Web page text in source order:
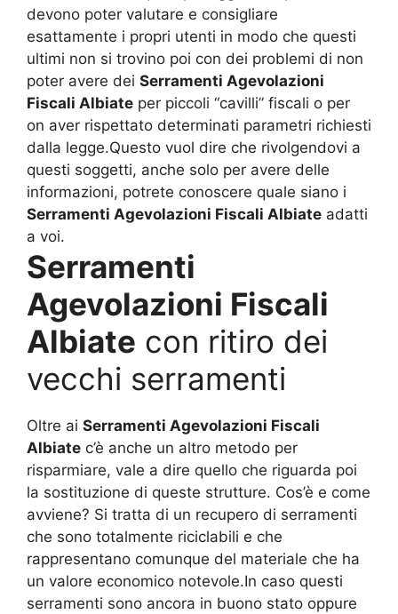
devono poter valutare e consigliare
esattamente i propri utenti in modo che questi
ultimi non si trovino poi con dei problemi di non
poter avere dei Serramenti Agevolazioni
Fiscali Albiate per piccoli “cavilli” fiscali o per
on aver rispettato determinati parametri richiesti
dalla legge.Questo vuol dire che rivolgendovi a
questi soggetti, anche solo per avere delle
informazioni, potrete conoscere quale siano i
Serramenti Agevolazioni Fiscali Albiate adatti
a voi.
Serramenti
Agevolazioni Fiscali
Albiate con ritiro dei
vecchi serramenti
Oltre ai Serramenti Agevolazioni Fiscali
Albiate c’è anche un altro metodo per
risparmiare, vale a dire quello che riguarda poi
la sostituzione di queste strutture. Cos’è e come
avviene? Si tratta di un recupero di serramenti
che sono totalmente riciclabili e che
rappresentano comunque del materiale che ha
un valore economico notevole.In caso questi
serramenti sono ancora in buono stato oppure